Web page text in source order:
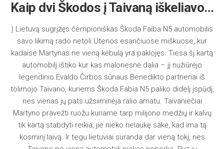
Kaip dvi Škodos į Taivaną iškeliavo…
Į Lietuvą sugrįžęs čempioniškas Škoda Faiba N5 automobilis
savo likimą rado netoli Utenos esančiuose miškuose, kur
kadaise Martynas ne vieną kėbulą yra paklojęs. Tiesa šį kartą
automobilį ištiko kur kas malonesnė dalia – jį nužiūrėjo
legendinio Evaldo Čirbos sūnaus Benedikto partneriai iš
tolimojo Taivano, kuriems Škoda Fabia N5 paliko didelį įspūdį,
nes vienas jų pats užsiiminėja ralio amatu. Taivaniečiai
Martyno pravežti ruožu kuriame tarp milijono medžių ir kalvų
tik kartą stabdyti reikia, jie nieko nelaukę sakė, kad ima tą
kosminį laivą. Ir tegu lietuviai suranda dar vieną tokį, nes